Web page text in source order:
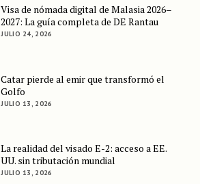
Visa de nómada digital de Malasia 2026–
2027: La guía completa de DE Rantau
JULIO 24, 2026
Catar pierde al emir que transformó el
Golfo
JULIO 13, 2026
La realidad del visado E-2: acceso a EE.
UU. sin tributación mundial
JULIO 13, 2026